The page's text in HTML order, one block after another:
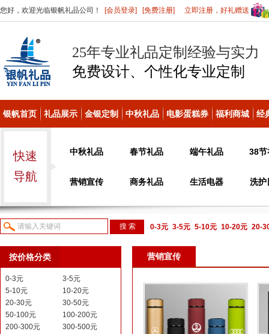
您好，欢迎光临银帆礼品公司！ [会员登录] [免费注册] 立即注册，好礼赠送
25年专业礼品定制经验与实力
免费设计、个性化专业定制
银帆首页 礼品展示 金银定制 中秋礼品 电影蛋糕券 福利商城 经
快速
导航
中秋礼品 春节礼品 端午礼品 38节
营销宣传 商务礼品 生活电器 洗护
0-3元 3-5元 5-10元 10-20元 20-
议或电话咨询
按价格分类
0-3元
3-5元
5-10元
10-20元
20-30元
30-50元
50-100元
100-200元
200-300元
300-500元
营销宣传